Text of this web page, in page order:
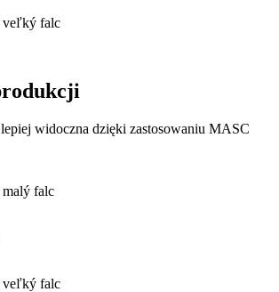
veľký falc
lepiej widoczna dzięki zastosowaniu MASC
malý falc
veľký falc